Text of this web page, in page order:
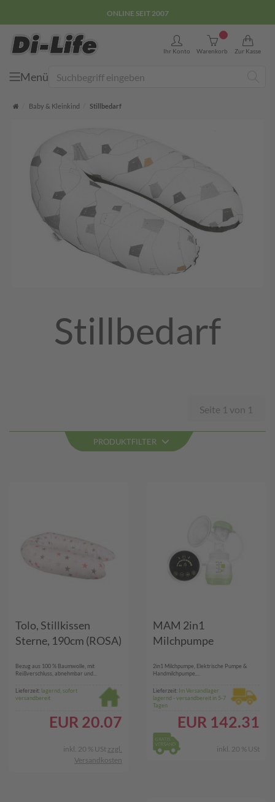
ONLINE SEIT 2007
Ihr Konto Warenkorb
0
Zur Kasse
Menü
Startseite
Baby & Kleinkind Stillbedarf
Stillbedarf
Seite 1 von 1
PRODUKTFILTER
Tolo, Stillkissen
Sterne, 190cm (ROSA)
Bezug aus 100 % Baumwolle, mit
Reißverschluss, abnehmbar und...
Lieferzeit: lagernd, sofort
versandbereit
EUR 20.07
inkl. 20 % USt zzgl.
Versandkosten
MAM 2in1
Milchpumpe
2in1 Milchpumpe, Elektrische Pumpe &
Handmilchpumpe,...
Lieferzeit: Im Versandlager
lagernd - versandbereit in 5-7
Tagen
EUR 142.31
inkl. 20 % USt